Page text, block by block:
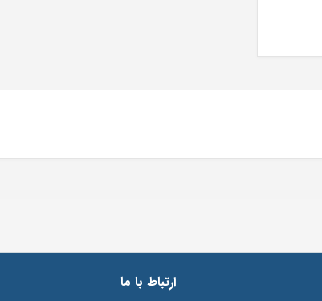
ارتباط با ما